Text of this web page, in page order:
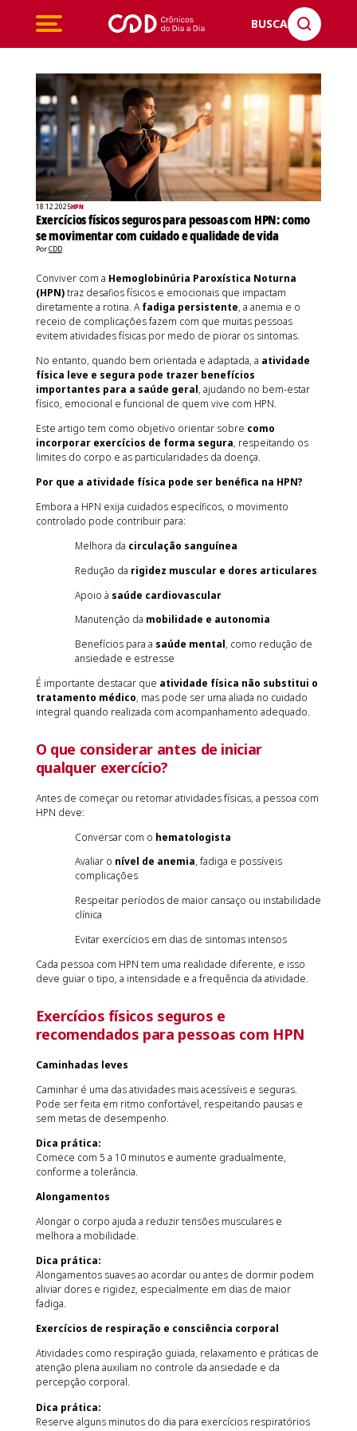
BUSCA
18.12.2025HPN
Exercícios físicos seguros para pessoas com HPN: como
se movimentar com cuidado e qualidade de vida
PorCDD
Conviver com a Hemoglobinúria Paroxística Noturna
(HPN)traz desafios físicos e emocionais que impactam
diretamente a rotina. Afadiga persistente, a anemia e o
receio de complicações fazem com que muitas pessoas
evitem atividades físicas por medo de piorar os sintomas.
No entanto, quando bem orientada e adaptada, a atividade
física leve e segura pode trazer benefícios
importantes para a saúde geral, ajudando no bem-estar
físico, emocional e funcional de quem vive com HPN.
Este artigo tem como objetivo orientar sobre como
incorporar exercícios de forma segura, respeitando os
limites do corpo e as particularidades da doença.
Por que a atividade física pode ser benéfica na HPN?
Embora a HPN exija cuidados específicos, o movimento
controlado pode contribuir para:
Melhora da circulação sanguínea
Redução da rigidez muscular e dores articulares
Apoio à saúde cardiovascular
Manutenção da mobilidade e autonomia
Benefícios para a saúde mental, como redução de
ansiedade e estresse
É importante destacar que atividade física não substitui o
tratamento médico, mas pode ser uma aliada no cuidado
integral quando realizada com acompanhamento adequado.
O que considerar antes de iniciar
qualquer exercício?
Antes de começar ou retomar atividades físicas, a pessoa com
HPN deve:
Conversar com o hematologista
Avaliar o nível de anemia, fadiga e possíveis
complicações
Respeitar períodos de maior cansaço ou instabilidade
clínica
Evitar exercícios em dias de sintomas intensos
Cada pessoa com HPN tem uma realidade diferente, e isso
deve guiar o tipo, a intensidade e a frequência da atividade.
Exercícios físicos seguros e
recomendados para pessoas com HPN
Caminhadas leves
Caminhar é uma das atividades mais acessíveis e seguras.
Pode ser feita em ritmo confortável, respeitando pausas e
sem metas de desempenho.
Dica prática:
Comece com 5 a 10 minutos e aumente gradualmente,
conforme a tolerância.
Alongamentos
Alongar o corpo ajuda a reduzir tensões musculares e
melhora a mobilidade.
Dica prática:
Alongamentos suaves ao acordar ou antes de dormir podem
aliviar dores e rigidez, especialmente em dias de maior
fadiga.
Exercícios de respiração e consciência corporal
Atividades como respiração guiada, relaxamento e práticas de
atenção plena auxiliam no controle da ansiedade e da
percepção corporal.
Dica prática:
Reserve alguns minutos do dia para exercícios respiratórios